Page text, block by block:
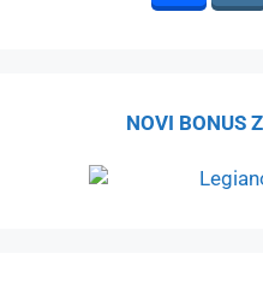
NOVI BONUS